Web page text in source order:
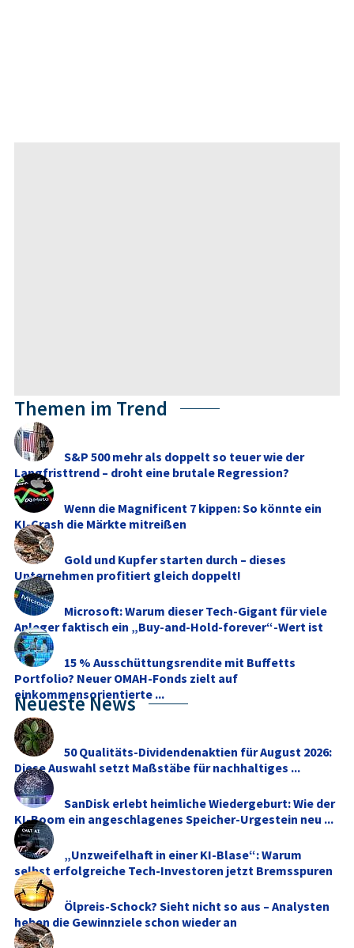
Themen im Trend
S&P 500 mehr als doppelt so teuer wie der
Langfristtrend – droht eine brutale Regression?
Wenn die Magnificent 7 kippen: So könnte ein
KI-Crash die Märkte mitreißen
Gold und Kupfer starten durch – dieses
Unternehmen profitiert gleich doppelt!
Microsoft: Warum dieser Tech-Gigant für viele
Anleger faktisch ein „Buy-and-Hold-forever“-Wert ist
15 % Ausschüttungsrendite mit Buffetts
Portfolio? Neuer OMAH-Fonds zielt auf
einkommensorientierte ...
Neueste News
50 Qualitäts-Dividendenaktien für August 2026:
Diese Auswahl setzt Maßstäbe für nachhaltiges ...
SanDisk erlebt heimliche Wiedergeburt: Wie der
KI-Boom ein angeschlagenes Speicher-Urgestein neu ...
„Unzweifelhaft in einer KI-Blase“: Warum
selbst erfolgreiche Tech-Investoren jetzt Bremsspuren
...
Ölpreis-Schock? Sieht nicht so aus – Analysten
heben die Gewinnziele schon wieder an